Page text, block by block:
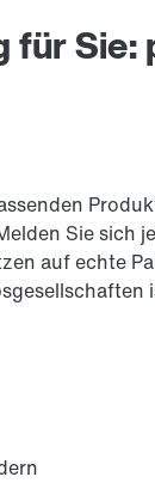
für
Sie sich
auf echte